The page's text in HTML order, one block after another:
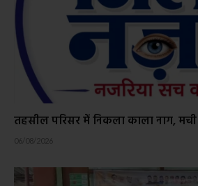
तहसील परिसर में निकला काला नाग,
06/08/2026